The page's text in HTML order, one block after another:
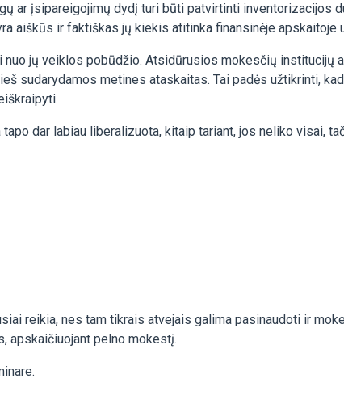
ar įsipareigojimų dydį turi būti patvirtinti inventorizacijos
aiškūs ir faktiškas jų kiekis atitinka finansinėje apskaitoje
jų veiklos pobūdžio. Atsidūrusios mokesčių institucijų
sudarydamos metines ataskaitas. Tai padės užtikrinti,
dar labiau liberalizuota, kitaip tariant, jos neliko visai,
reikia, nes tam tikrais atvejais galima pasinaudoti ir
apskaičiuojant pelno mokestį.